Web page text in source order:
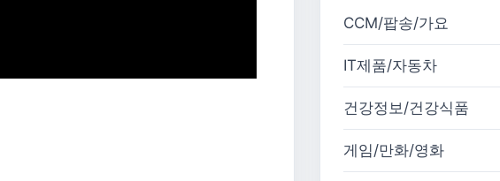
CCM/팝송/가요
IT제품/자동차
건강정보/건강식품
게임/만화/영화